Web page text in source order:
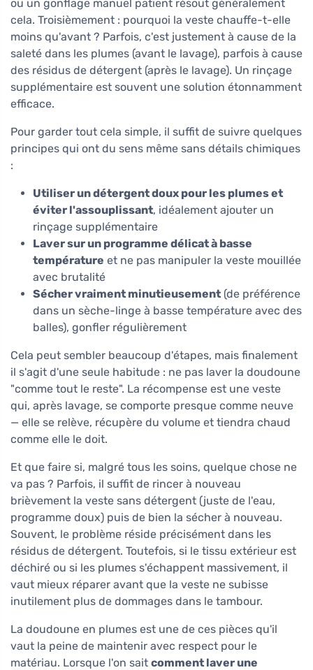
ou un gonflage manuel patient résout généralement
cela. Troisièmement : pourquoi la veste chauffe-t-elle
moins qu'avant ? Parfois, c'est justement à cause de la
saleté dans les plumes (avant le lavage), parfois à cause
des résidus de détergent (après le lavage). Un rinçage
supplémentaire est souvent une solution étonnamment
efficace.
Pour garder tout cela simple, il suffit de suivre quelques
principes qui ont du sens même sans détails chimiques
:
Utiliser un détergent doux pour les plumes et
éviter l'assouplissant, idéalement ajouter un
rinçage supplémentaire
Laver sur un programme délicat à basse
température et ne pas manipuler la veste mouillée
avec brutalité
Sécher vraiment minutieusement (de préférence
dans un sèche-linge à basse température avec des
balles), gonfler régulièrement
Cela peut sembler beaucoup d'étapes, mais finalement
il s'agit d'une seule habitude : ne pas laver la doudoune
"comme tout le reste". La récompense est une veste
qui, après lavage, se comporte presque comme neuve
— elle se relève, récupère du volume et tiendra chaud
comme elle le doit.
Et que faire si, malgré tous les soins, quelque chose ne
va pas ? Parfois, il suffit de rincer à nouveau
brièvement la veste sans détergent (juste de l'eau,
programme doux) puis de bien la sécher à nouveau.
Souvent, le problème réside précisément dans les
résidus de détergent. Toutefois, si le tissu extérieur est
déchiré ou si les plumes s'échappent massivement, il
vaut mieux réparer avant que la veste ne subisse
inutilement plus de dommages dans le tambour.
La doudoune en plumes est une de ces pièces qu'il
vaut la peine de maintenir avec respect pour le
matériau. Lorsque l'on sait comment laver une